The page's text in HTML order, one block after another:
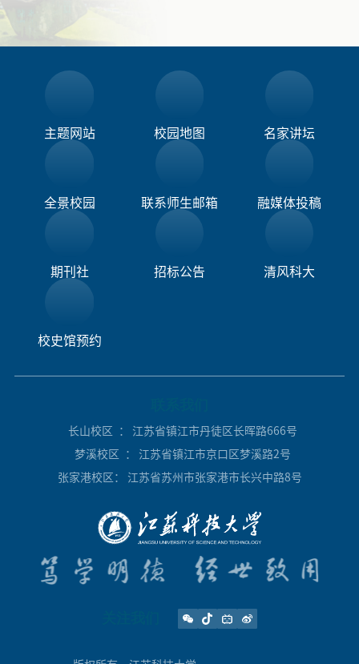
主题网站 校园地图 名家讲坛
全景校园 联系师生邮箱 融媒体投稿​
期刊社 招标公告 清风科大
校史馆预约
长山校区 ： 江苏省镇江市丹徒区长晖路666号
梦溪校区 ： 江苏省镇江市京口区梦溪路2号
张家港校区 ： 江苏省苏州市张家港市长兴中路8号